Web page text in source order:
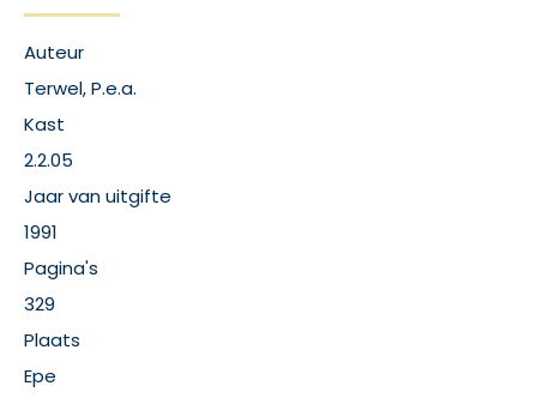
Auteur
Terwel, P.e.a.
Kast
2.2.05
Jaar van uitgifte
1991
Pagina's
329
Plaats
Epe